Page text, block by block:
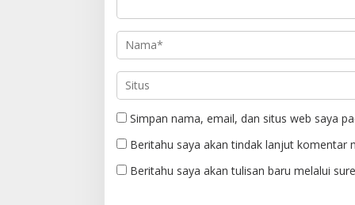
Simpan nama, email, dan situs web saya
Beritahu saya akan tindak lanjut komentar
Beritahu saya akan tulisan baru melalui